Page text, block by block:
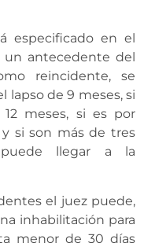
especificado en el
un antecedente del
reincidente, se
lapso de 9 meses, si
meses, si es por
y si son más de tres
puede llegar a la
el juez puede,
inhabilitación para
menor de 30 días